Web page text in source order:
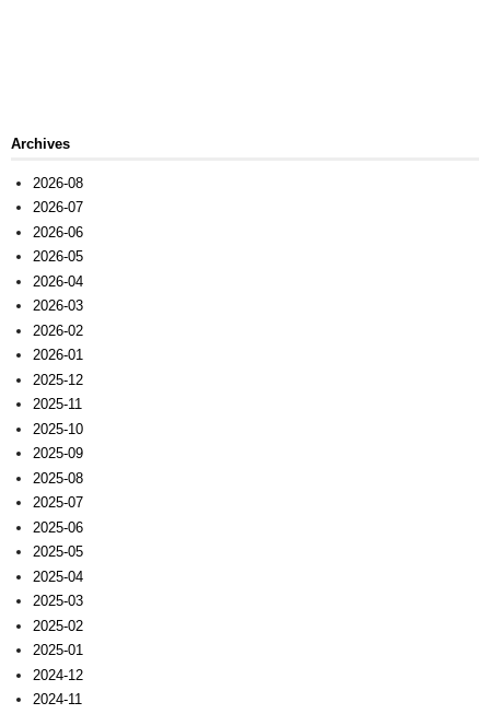
Archives
2026-08
2026-07
2026-06
2026-05
2026-04
2026-03
2026-02
2026-01
2025-12
2025-11
2025-10
2025-09
2025-08
2025-07
2025-06
2025-05
2025-04
2025-03
2025-02
2025-01
2024-12
2024-11